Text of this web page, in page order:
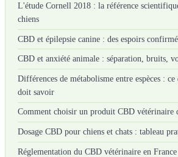
L'étude Cornell 2018 : la référence
chiens
CBD et épilepsie canine : des espoirs
CBD et anxiété animale : séparation, bruits,
Différences de métabolisme entre espèces :
doit savoir
Comment choisir un produit CBD vétérinaire
Dosage CBD pour chiens et chats : tableau
Réglementation du CBD vétérinaire en France